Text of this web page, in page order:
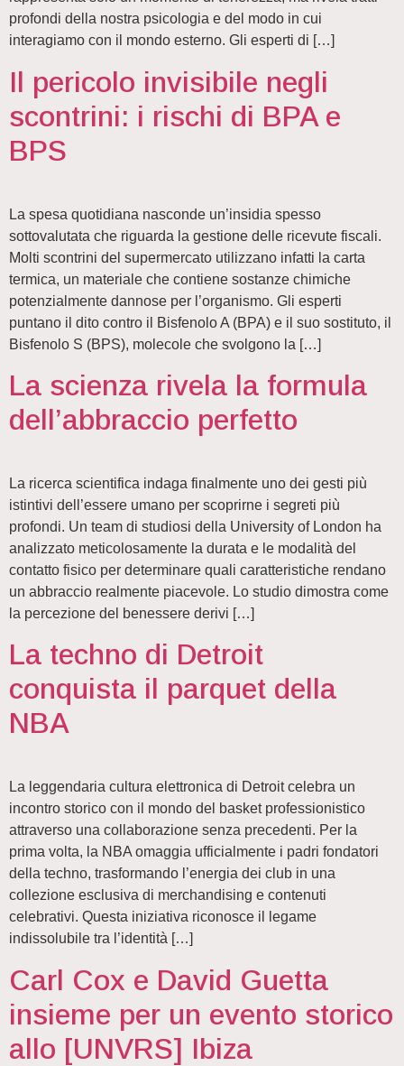
profondi della nostra psicologia e del modo in cui
interagiamo con il mondo esterno. Gli esperti di […]
Il pericolo invisibile negli
scontrini: i rischi di BPA e
BPS
La spesa quotidiana nasconde un’insidia spesso
sottovalutata che riguarda la gestione delle ricevute fiscali.
Molti scontrini del supermercato utilizzano infatti la carta
termica, un materiale che contiene sostanze chimiche
potenzialmente dannose per l’organismo. Gli esperti
puntano il dito contro il Bisfenolo A (BPA) e il suo sostituto, il
Bisfenolo S (BPS), molecole che svolgono la […]
La scienza rivela la formula
dell’abbraccio perfetto
La ricerca scientifica indaga finalmente uno dei gesti più
istintivi dell’essere umano per scoprirne i segreti più
profondi. Un team di studiosi della University of London ha
analizzato meticolosamente la durata e le modalità del
contatto fisico per determinare quali caratteristiche rendano
un abbraccio realmente piacevole. Lo studio dimostra come
la percezione del benessere derivi […]
La techno di Detroit
conquista il parquet della
NBA
La leggendaria cultura elettronica di Detroit celebra un
incontro storico con il mondo del basket professionistico
attraverso una collaborazione senza precedenti. Per la
prima volta, la NBA omaggia ufficialmente i padri fondatori
della techno, trasformando l’energia dei club in una
collezione esclusiva di merchandising e contenuti
celebrativi. Questa iniziativa riconosce il legame
indissolubile tra l’identità […]
Carl Cox e David Guetta
insieme per un evento storico
allo [UNVRS] Ibiza